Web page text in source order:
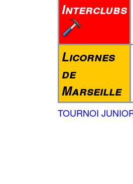
Interclubs
Licornes
de
Marseille
TOURNOI